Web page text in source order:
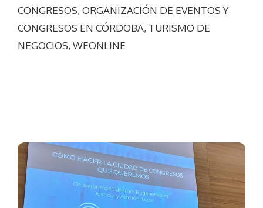
CONGRESOS, ORGANIZACIÓN DE EVENTOS Y
CONGRESOS EN CÓRDOBA, TURISMO DE
NEGOCIOS, WEONLINE